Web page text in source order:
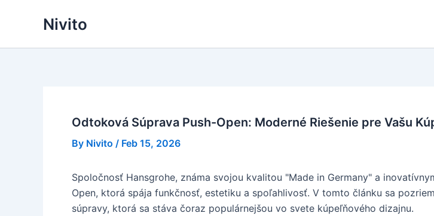
Nivito
Odtoková Súprava Push-Open: Moderné Riešenie pre Vašu
By Nivito / Feb 15, 2026
Spoločnosť Hansgrohe, známa svojou kvalitou "Made in Germany" a
Open, ktorá spája funkčnosť, estetiku a spoľahlivosť. V tomto článku sa
súpravy, ktorá sa stáva čoraz populárnejšou vo svete kúpeľňového dizajnu.